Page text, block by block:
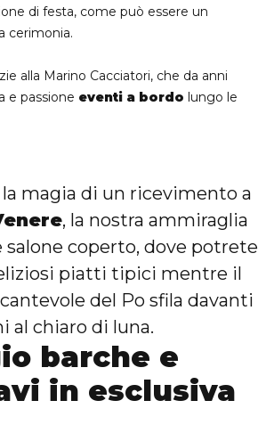
di festa, come può essere un
cerimonia.
alla Marino Cacciatori, che da anni
e passione eventi a bordo lungo le
magia di un ricevimento a
, la nostra ammiraglia
salone coperto, dove potrete
piatti tipici mentre il
del Po sfila davanti
al chiaro di luna.
barche e
in esclusiva